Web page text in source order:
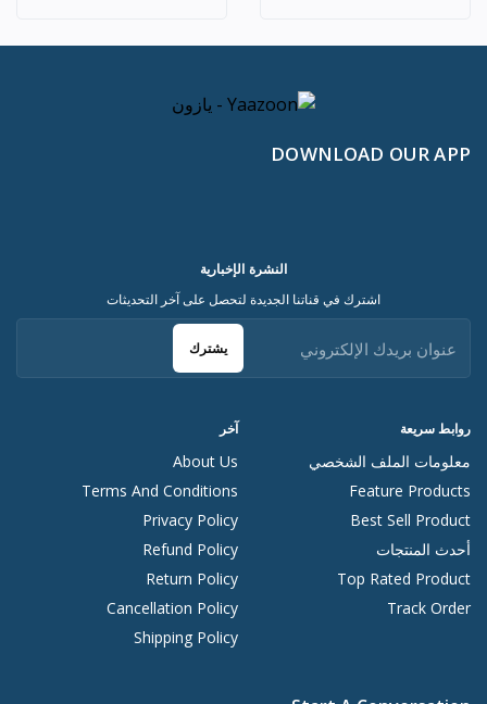
DOWNLOAD OUR APP
روابط سريعة
معلومات الملف الشخصي
Feature Products
Best Sell Product
أحدث المنتجات
Top Rated Product
Track Order
آخر
About Us
Terms And Conditions
Privacy Policy
Refund Policy
Return Policy
Cancellation Policy
Shipping Policy
النشرة الإخبارية
اشترك في قناتنا الجديدة لتحصل على آخر التحديثات
يشترك